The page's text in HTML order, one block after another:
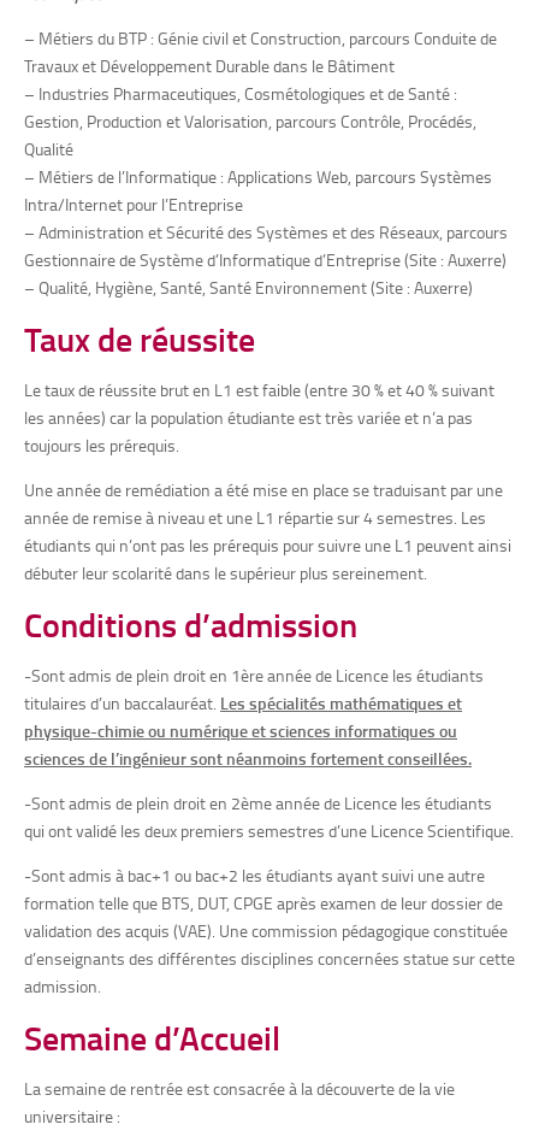
– Métiers du BTP : Génie civil et Construction, parcours Conduite de
Travaux et Développement Durable dans le Bâtiment
– Industries Pharmaceutiques, Cosmétologiques et de Santé :
Gestion, Production et Valorisation, parcours Contrôle, Procédés,
Qualité
– Métiers de l’Informatique : Applications Web, parcours Systèmes
Intra/Internet pour l’Entreprise
– Administration et Sécurité des Systèmes et des Réseaux, parcours
Gestionnaire de Système d’Informatique d’Entreprise (Site : Auxerre)
– Qualité, Hygiène, Santé, Santé Environnement (Site : Auxerre)
Taux de réussite
Le taux de réussite brut en L1 est faible (entre 30 % et 40 % suivant
les années) car la population étudiante est très variée et n’a pas
toujours les prérequis.
Une année de remédiation a été mise en place se traduisant par une
année de remise à niveau et une L1 répartie sur 4 semestres. Les
étudiants qui n’ont pas les prérequis pour suivre une L1 peuvent ainsi
débuter leur scolarité dans le supérieur plus sereinement.
Conditions d’admission
-Sont admis de plein droit en 1ère année de Licence les étudiants
titulaires d’un baccalauréat. Les spécialités mathématiques et
physique-chimie ou numérique et sciences informatiques ou
sciences de l’ingénieur sont néanmoins fortement conseillées.
-Sont admis de plein droit en 2ème année de Licence les étudiants
qui ont validé les deux premiers semestres d’une Licence Scientifique.
-Sont admis à bac+1 ou bac+2 les étudiants ayant suivi une autre
formation telle que BTS, DUT, CPGE après examen de leur dossier de
validation des acquis (VAE). Une commission pédagogique constituée
d’enseignants des différentes disciplines concernées statue sur cette
admission.
Semaine d’Accueil
La semaine de rentrée est consacrée à la découverte de la vie
universitaire :